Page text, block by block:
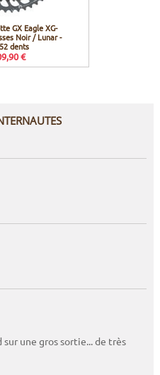
GX Eagle XG-
Noir / Lunar -
dents
€
une gros sortie... de très